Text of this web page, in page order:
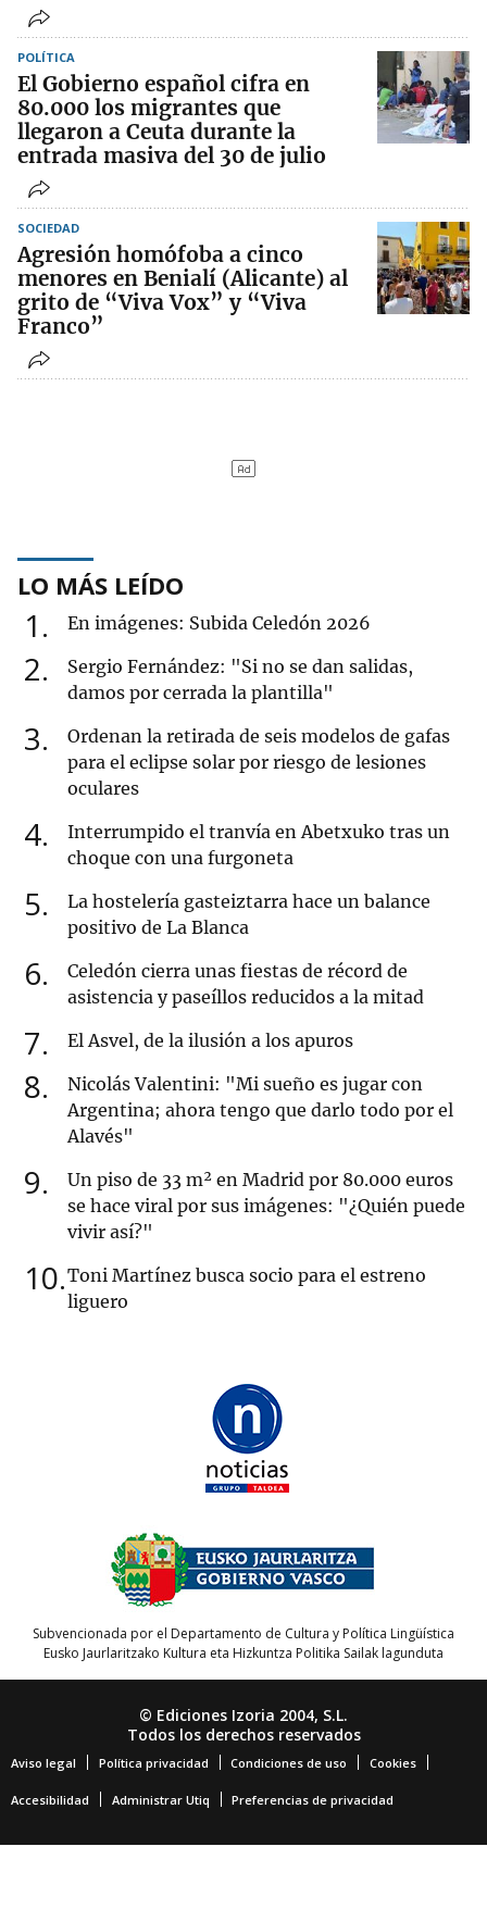
POLÍTICA
El Gobierno español cifra en
80.000 los migrantes que
llegaron a Ceuta durante la
entrada masiva del 30 de julio
SOCIEDAD
Agresión homófoba a cinco
menores en Benialí (Alicante) al
grito de “Viva Vox” y “Viva
Franco”
LO MÁS LEÍDO
1 En imágenes: Subida Celedón 2026
2
Sergio Fernández: "Si no se dan salidas,
damos por cerrada la plantilla"
3
Ordenan la retirada de seis modelos de gafas
para el eclipse solar por riesgo de lesiones
oculares
4
Interrumpido el tranvía en Abetxuko tras un
choque con una furgoneta
5
La hostelería gasteiztarra hace un balance
positivo de La Blanca
6
Celedón cierra unas fiestas de récord de
asistencia y paseíllos reducidos a la mitad
7 El Asvel, de la ilusión a los apuros
8
Nicolás Valentini: "Mi sueño es jugar con
Argentina; ahora tengo que darlo todo por el
Alavés"
9
Un piso de 33 m² en Madrid por 80.000 euros
se hace viral por sus imágenes: "¿Quién puede
vivir así?"
10 Toni Martínez busca socio para el estreno
liguero
Subvencionada por el Departamento de Cultura y Política Lingüística
Eusko Jaurlaritzako Kultura eta Hizkuntza Politika Sailak lagunduta
© Ediciones Izoria 2004, S.L.
Todos los derechos reservados
Aviso legal Política privacidad Condiciones de uso Cookies
Accesibilidad Administrar Utiq Preferencias de privacidad